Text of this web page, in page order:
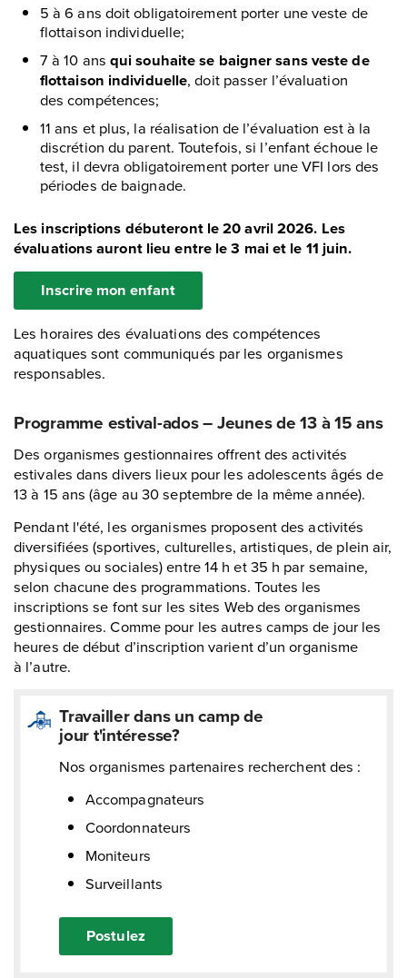
5 à 6 ans doit obligatoirement porter une veste de
flottaison individuelle;
7 à 10 ans qui souhaite se baigner sans veste de
flottaison individuelle, doit passer l’évaluation
des compétences;
11 ans et plus, la réalisation de l’évaluation est à la
discrétion du parent. Toutefois, si l’enfant échoue le
test, il devra obligatoirement porter une VFI lors des
périodes de baignade.
Les inscriptions débuteront le 20 avril 2026. Les
évaluations auront lieu entre le 3 mai et le 11 juin.
Inscrire mon enfant
Les horaires des évaluations des compétences
aquatiques sont communiqués par les organismes
responsables.
Programme estival-ados – Jeunes de 13 à 15 ans
Des organismes gestionnaires offrent des activités
estivales dans divers lieux pour les adolescents âgés de
13 à 15 ans (âge au 30 septembre de la même année).
Pendant l'été, les organismes proposent des activités
diversifiées (sportives, culturelles, artistiques, de plein air,
physiques ou sociales) entre 14 h et 35 h par semaine,
selon chacune des programmations. Toutes les
inscriptions se font sur les sites Web des organismes
gestionnaires. Comme pour les autres camps de jour les
heures de début d’inscription varient d’un organisme
à l’autre.
Travailler dans un camp de
jour t'intéresse?
Nos organismes partenaires recherchent des :
Accompagnateurs
Coordonnateurs
Moniteurs
Surveillants
Postulez